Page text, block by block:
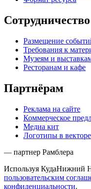
Сотрудничество
Размещение
Требования к
Музеям и
Ресторанам и кафе
Партнёрам
Реклама на сайте
Коммерческое
Медиа кит
Логотипы в векторе
— партнер Рамблера
Используя КудаНижний
пользовательским
конфиденциальности.